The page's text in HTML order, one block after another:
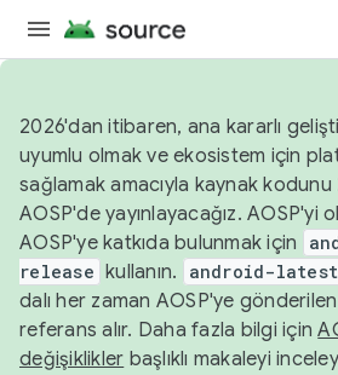
2026'dan itibaren, ana kararlı
uyumlu olmak ve ekosistem için
sağlamak amacıyla kaynak
AOSP'de yayınlayacağız. AOSP'yi
AOSP'ye katkıda bulunmak için
release kullanın. android-
dalı her zaman AOSP'ye
referans alır. Daha fazla bilgi için
değişiklikler başlıklı makaleyi